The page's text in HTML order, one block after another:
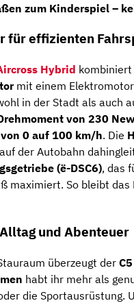
zum Kinderspiel –
für effizienten
Hybrid kombiniert
mit einem
in der Stadt als auch
von 230
0 auf 100 km/h. Die
der Autobahn
(ë-DSC6), das
maximiert. So bleibt
und Abenteuer
überzeugt der
habt ihr mehr als
die Sportausrüstung.